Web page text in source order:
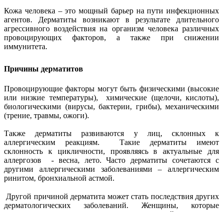
Кожа человека – это мощный барьер на пути инфекционных
агентов. Дерматиты возникают в результате длительного
агрессивного воздействия на организм человека различных
провоцирующих факторов, а также при снижении
иммунитета.
Причины дерматитов
Провоцирующие факторы могут быть физическими (высокие
или низкие температуры), химические (щелочи, кислоты),
биологическими (вирусы, бактерии, грибы), механическими
(трение, травмы, ожоги).
Также дерматиты развиваются у лиц, склонных к
аллергическим реакциям. Такие дерматиты имеют
склонность к цикличности, проявляясь в актуальные для
аллергозов - весна, лето. Часто дерматиты сочетаются с
другими аллергическими заболеваниями – аллергическим
ринитом, бронхиальной астмой.
Другой причиной дерматита может стать последствия других
дерматологических заболеваний. Женщины, которые